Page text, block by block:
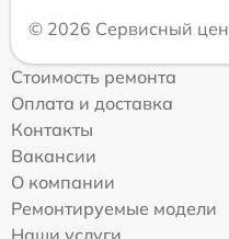
© 2026 Сервисный
Стоимость ремонта
Оплата и доставка
Контакты
Вакансии
О компании
Ремонтируемые модели